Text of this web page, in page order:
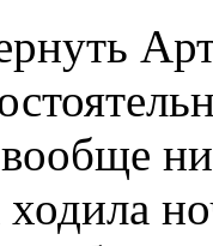
ходила